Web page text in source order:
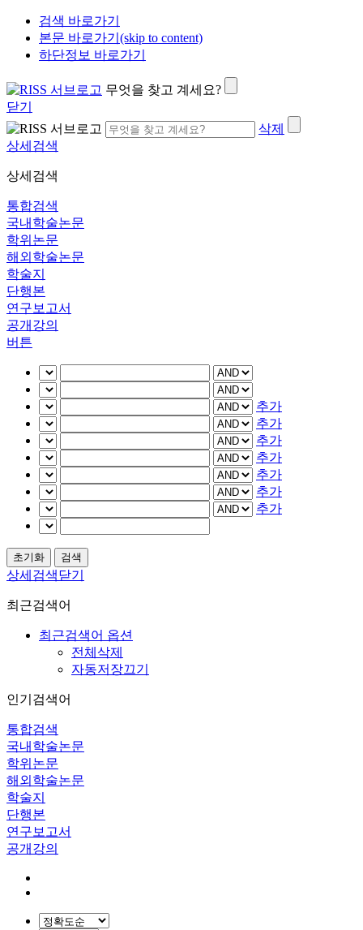
검색 바로가기
본문 바로가기(skip to content)
하단정보 바로가기
무엇을 찾고 계세요?
닫기
삭제
상세검색
상세검색
통합검색
국내학술논문
학위논문
해외학술논문
학술지
단행본
연구보고서
공개강의
버튼
추가
추가
추가
추가
추가
추가
추가
상세검색닫기
최근검색어
최근검색어 옵션
전체삭제
자동저장끄기
인기검색어
통합검색
국내학술논문
학위논문
해외학술논문
학술지
단행본
연구보고서
공개강의